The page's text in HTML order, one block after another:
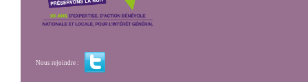
Nous rejoindre :